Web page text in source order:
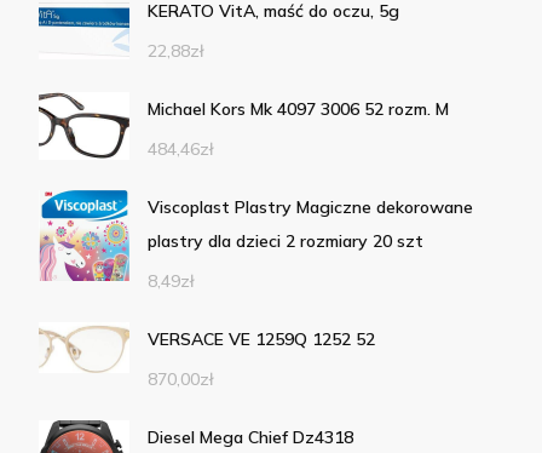
KERATO VitA, maść do oczu, 5g
22,88zł
Michael Kors Mk 4097 3006 52 rozm. M
484,46zł
Viscoplast Plastry Magiczne dekorowane
plastry dla dzieci 2 rozmiary 20 szt
8,49zł
VERSACE VE 1259Q 1252 52
870,00zł
Diesel Mega Chief Dz4318